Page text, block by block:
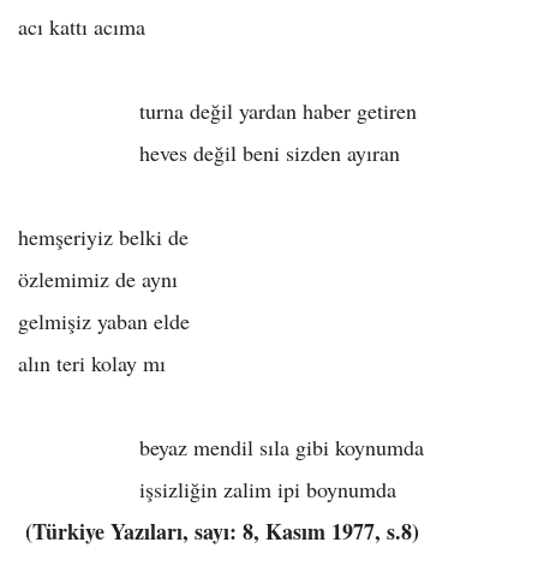
acı kattı acıma
turna değil yardan haber getiren
heves değil beni sizden ayıran
hemşeriyiz belki de
özlemimiz de aynı
gelmişiz yaban elde
alın teri kolay mı
beyaz mendil sıla gibi koynumda
işsizliğin zalim ipi boynumda
(Türkiye Yazıları, sayı: 8, Kasım 1977, s.8)